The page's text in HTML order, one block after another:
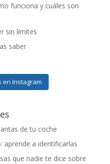
funciona y cuáles son
sin límites
saber
en Instagram
de tu coche
aprende a identificarlas
que nadie te dice sobre